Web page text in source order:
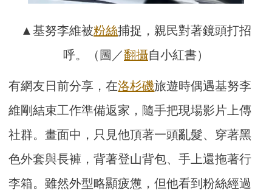
▲基努李維被粉絲捕捉，親民對著鏡頭打招
呼。（圖／翻攝自小紅書）
有網友日前分享，在洛杉磯旅遊時偶遇基努李
維剛結束工作準備返家，隨手把現場影片上傳
社群。畫面中，只見他頂著一頭亂髮、穿著黑
色外套與長褲，背著登山背包、手上還拖著行
李箱。雖然外型略顯疲憊，但他看到粉絲經過